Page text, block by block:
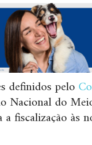
definidos pelo
Nacional do
fiscalização às